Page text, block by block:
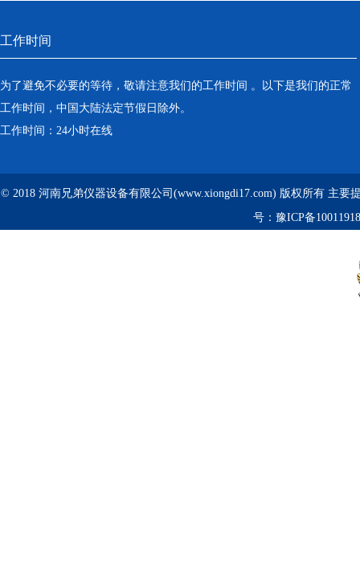
工作时间
为了避免不必要的等待，敬请注意我们的工作时间 。以下是我们的正常
工作时间，中国大陆法定节假日除外。
工作时间：24小时在线
© 2018 河南兄弟仪器设备有限公司(www.xiongdi17.com) 版权所有 主要
号： 豫ICP备